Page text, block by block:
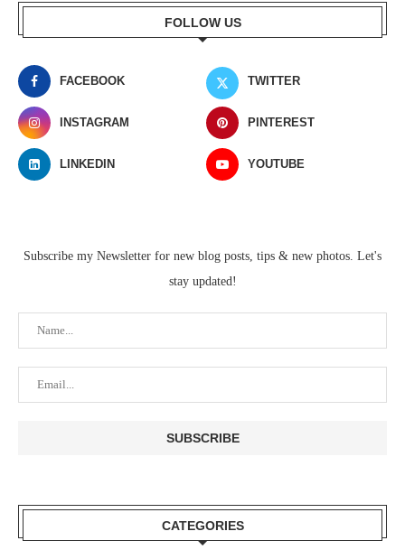
FOLLOW US
FACEBOOK TWITTER
INSTAGRAM PINTEREST
LINKEDIN YOUTUBE
Subscribe my Newsletter for new blog posts, tips & new photos. Let's
stay updated!
CATEGORIES